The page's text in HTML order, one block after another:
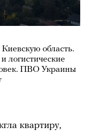
область.
логистические
ПВО Украины
квартиру,